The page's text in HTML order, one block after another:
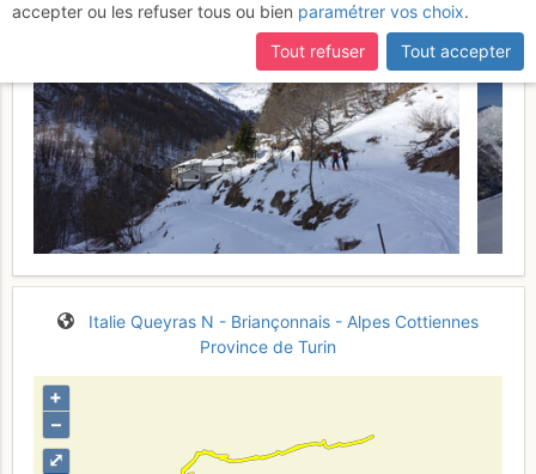
Italie Queyras N - Briançonnais - Alpes Cottiennes
Province de Turin
⤢
+
–
accepter ou les refuser tous ou bien paramétrer vos choix.
Tout refuser
Tout accepter